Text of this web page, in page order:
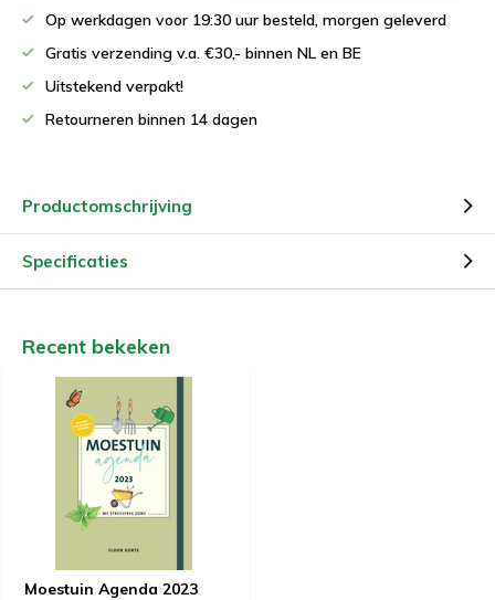
Op werkdagen voor 19:30 uur besteld, morgen geleverd
Gratis verzending v.a. €30,- binnen NL en BE
Uitstekend verpakt!
Retourneren binnen 14 dagen
Productomschrijving
Specificaties
Recent bekeken
Moestuin Agenda 2023